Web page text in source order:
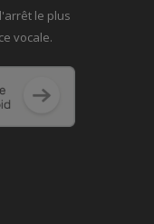
l'arrêt le plus
vocale.